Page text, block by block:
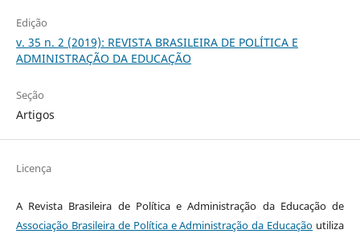
Edição
v. 35 n. 2 (2019): REVISTA BRASILEIRA DE POLÍTICA E
ADMINISTRAÇÃO DA EDUCAÇÃO
Seção
Artigos
Licença
A Revista Brasileira de Política e Administração da Educaçãode
Associação Brasileira de Política e Administração da Educação utiliza